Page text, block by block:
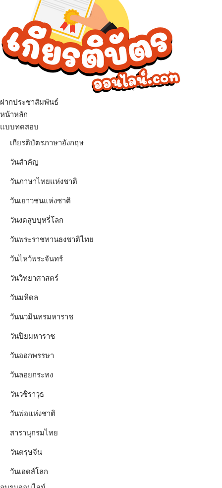
ฝากประชาสัมพันธ์
เมนู
หน้าหลัก
แบบทดสอบ
เกียรติบัตรภาษาอังกฤษ
วันสำคัญ
วันภาษาไทยแห่งชาติ
วันเยาวชนแห่งชาติ
วันงดสูบบุหรี่โลก
วันพระราชทานธงชาติไทย
วันไหว้พระจันทร์​
วันวิทยาศาสตร์
วันมหิดล
วันนวมินทรมหาราช
วันปิยมหาราช
วันออกพรรษา
วันลอยกระทง
วันวชิราวุธ
วันพ่อแห่งชาติ
สารานุกรมไทย
วันตรุษจีน
วันเอดส์โลก